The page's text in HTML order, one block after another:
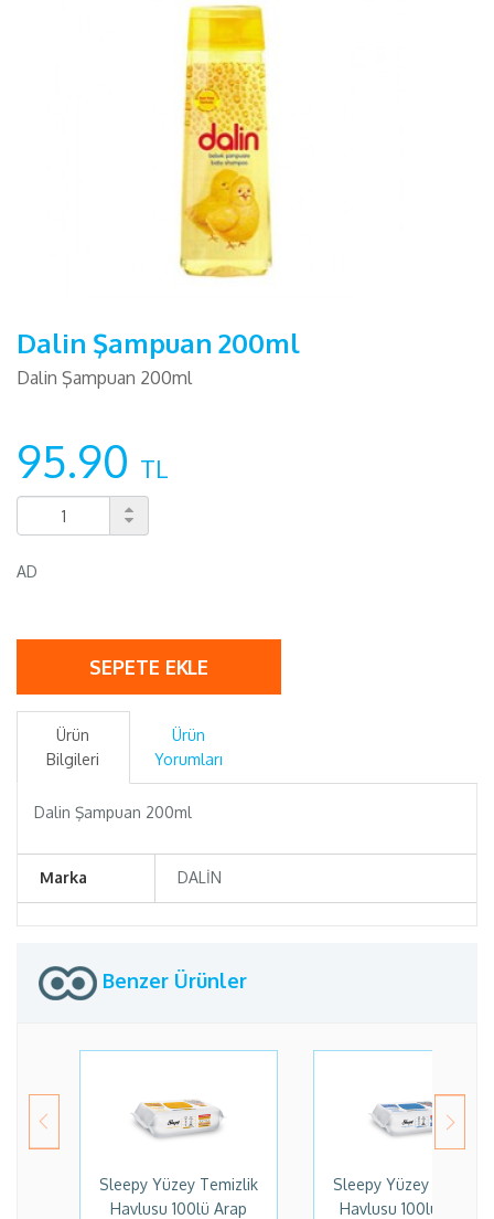
Dalin Şampuan 200ml
Dalin Şampuan 200ml
95.90 TL
AD
SEPETE EKLE
Ürün
Bilgileri
Ürün
Yorumları
Dalin Şampuan 200ml
Marka DALİN
Benzer Ürünler
Sleepy Yüzey Temizlik
Havlusu 100lü Arap
Sleepy Yüzey Temizlik
Havlusu 100lü Hijyen